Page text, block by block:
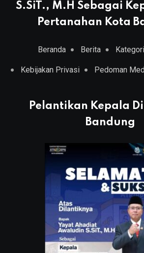
S.SiT., M.H Sebagai
Pertanahan Kota
Beranda Berita Kategori
Kebijakan Privasi Pedoman
Pelantikan Kepala
Bandung